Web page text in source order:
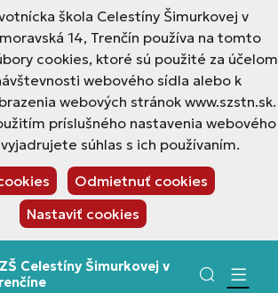
škola Celestíny Šimurkovej v
14, Trenčín používa na tomto
cookies, ktoré sú použité za účelom
webového sídla alebo k
webových stránok www.szstn.sk.
príslušného nastavenia webového
súhlas s ich používaním.
Odmietnuť cookies
Nastaviť cookies
Celestíny Šimurkovej v